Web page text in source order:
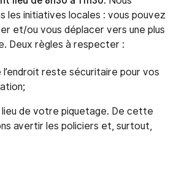
les initiatives locales : vous pouvez
et/ou vous déplacer vers une plus
Deux règles à respecter :
l’endroit reste sécuritaire pour vos
lieu de votre piquetage. De cette
avertir les policiers et, surtout,